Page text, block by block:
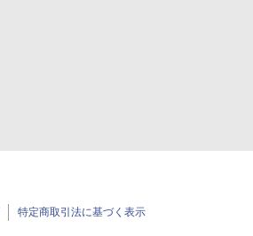
特定商取引法に基づく表示